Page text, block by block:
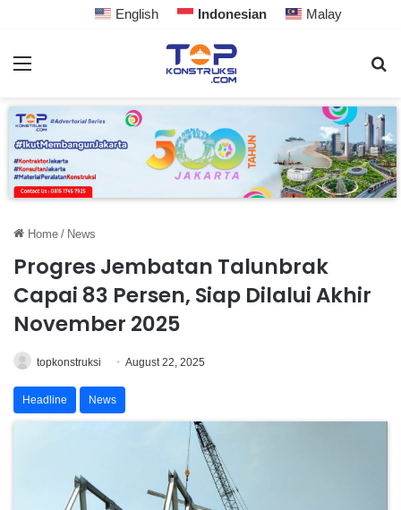
English Indonesian Malay
Home / News
Progres Jembatan Talunbrak
Capai 83 Persen, Siap Dilalui Akhir
November 2025
topkonstruksi August 22, 2025
Headline News